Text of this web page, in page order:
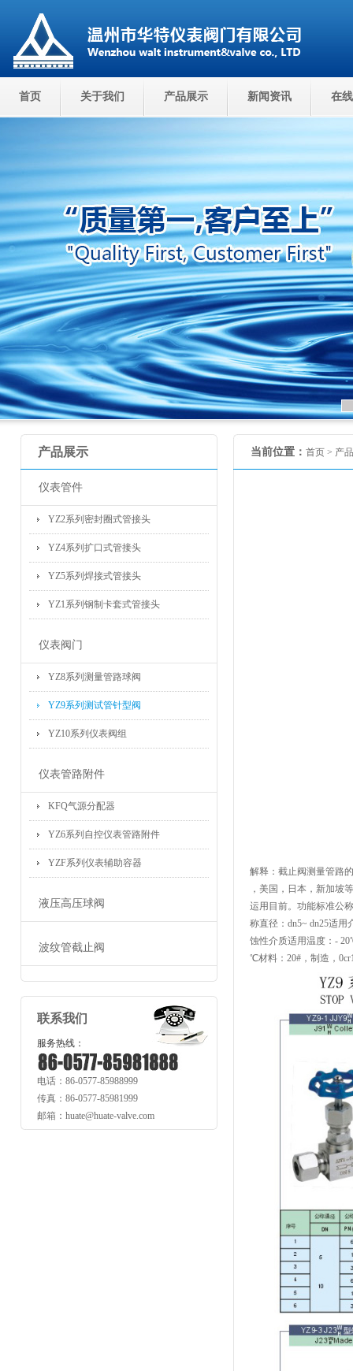
首页 关于我们 产品展示 新闻资讯 在
产品展示
仪表管件
YZ2系列密封圈式管接头
YZ4系列扩口式管接头
YZ5系列焊接式管接头
YZ1系列钢制卡套式管接头
仪表阀门
YZ8系列测量管路球阀
YZ9系列测试管针型阀
YZ10系列仪表阀组
仪表管路附件
KFQ气源分配器
YZ6系列自控仪表管路附件
YZF系列仪表辅助容器
液压高压球阀
波纹管截止阀
联系我们
服务热线：
电话：86-0577-85988999
传真：86-0577-85981999
邮箱：huate@huate-valve.com
当前位置： 首页 > 产
解释：截止阀测量管路
，美国，日本，新加坡
运用目前。功能标准公称
称直径：dn5~ dn25适
蚀性介质适用温度：-
℃材料：20#，制造，